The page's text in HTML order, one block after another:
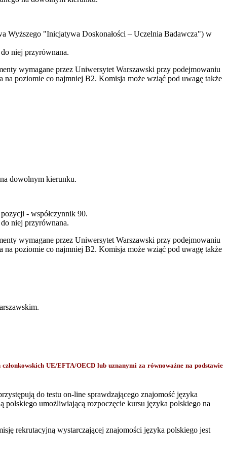
Wyższego "Inicjatywa Doskonałości – Uczelnia Badawcza") w
niej przyrównana.
wymagane przez Uniwersytet Warszawski przy podejmowaniu
poziomie co najmniej B2. Komisja może wziąć pod uwagę także
dowolnym kierunku.
- współczynnik 90.
niej przyrównana.
wymagane przez Uniwersytet Warszawski przy podejmowaniu
poziomie co najmniej B2. Komisja może wziąć pod uwagę także
UE/EFTA/OECD lub uznanymi za równoważne na podstawie
do testu on-line sprawdzającego znajomość języka
umożliwiającą rozpoczęcie kursu języka polskiego na
rekrutacyjną wystarczającej znajomości języka polskiego jest